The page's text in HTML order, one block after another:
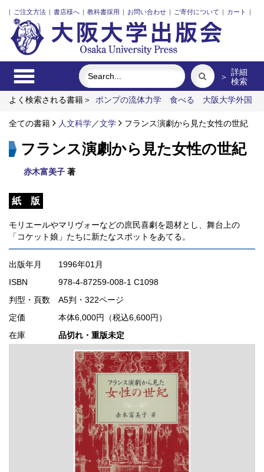
| ご注文方法 | 書店様へ | 教科書採用 | お問い合わせ | ご寄付について | カート |
＞ 詳細
検索
よく検索される書籍＞
ポンプの流体力学 食べる
大阪大学外国
ノート
田中敦子と具体美術協会 伝統社会の司法利用
全ての書籍 人文科学／文学 フランス演劇から見た女性の世紀
フランス演劇から見た女性の世紀
赤木富美子 著
紙 版
モリエールやマリヴォーなどの庶民喜劇を題材とし、舞台上の
「コケット娘」たちに新たなスポットをあてる。
出版年月
1996年01月
ISBN
978-4-87259-008-1 C1098
判型・頁数 A5判・322ページ
定価
本体6,000円（税込6,600円）
在庫
品切れ・重版未定